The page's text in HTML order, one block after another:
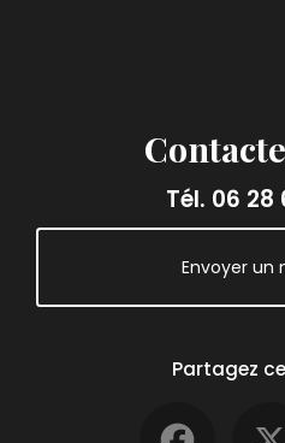
Tél. 06 28
Envoyer un
Partagez